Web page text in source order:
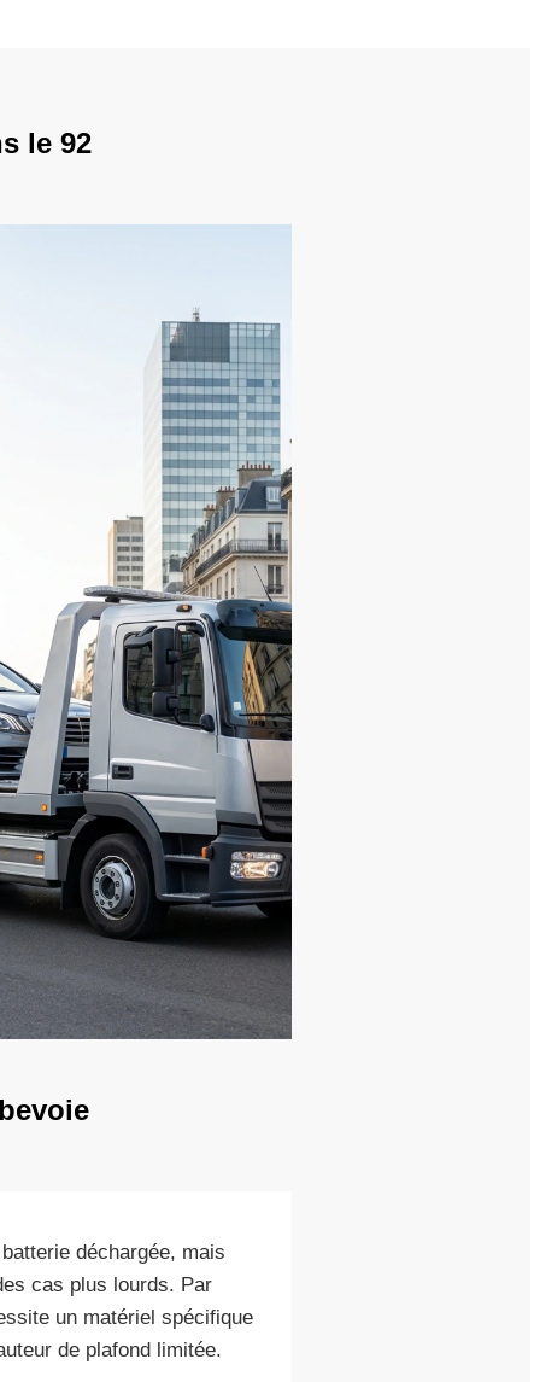
le 92
déchargée, mais
cas plus lourds. Par
un matériel spécifique
de plafond limitée.